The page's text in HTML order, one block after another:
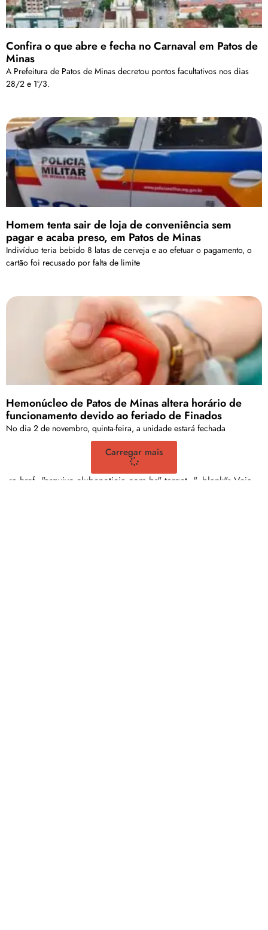
Confira o que abre e fecha no Carnaval em Patos de
Minas
A Prefeitura de Patos de Minas decretou pontos facultativos nos dias
28/2 e 1°/3.
Homem tenta sair de loja de conveniência sem
pagar e acaba preso, em Patos de Minas
Indivíduo teria bebido 8 latas de cerveja e ao efetuar o pagamento, o
cartão foi recusado por falta de limite
Hemonúcleo de Patos de Minas altera horário de
funcionamento devido ao feriado de Finados
No dia 2 de novembro, quinta-feira, a unidade estará fechada
Carregar mais
<a href="arquivo.clubenoticia.com.br" target="_blank">Veja